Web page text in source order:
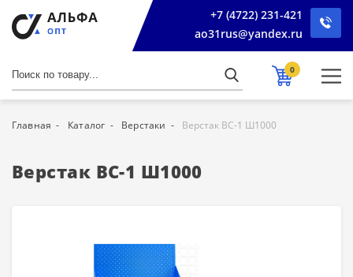
+7 (4722) 231-421
ao31rus@yandex.ru
0
Главная Каталог Верстаки Верстак ВС-1 Ш1000
Верстак ВС-1 Ш1000